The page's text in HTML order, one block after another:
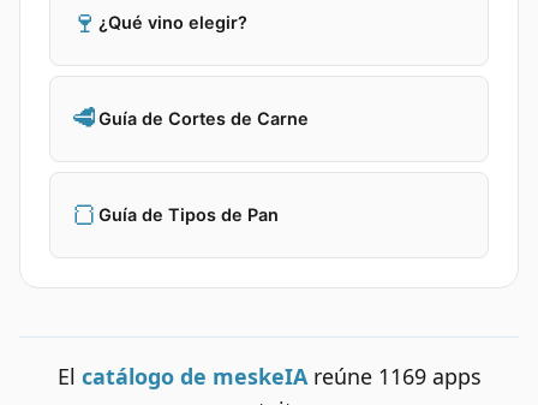
🍷 ¿Qué vino elegir?
🥩Guía de Cortes de Carne
🍞 Guía de Tipos de Pan
El catálogo de meskeIA reúne 1169apps